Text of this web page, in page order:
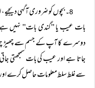
8۔ بچوں کو ضروری آگہی
بات عیب یا "گندی بات" نہیں ہے،
دوسرے کا آپ کے جسم سے چھیڑ
جاتا ہے اور عیب کی بات سمجھتی
سے غلط سلط معلومات حاصل کرے اور